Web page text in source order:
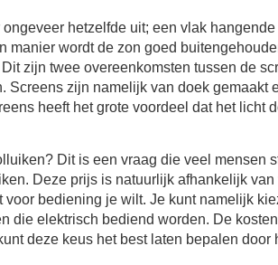
hetzelfde uit; een vlak
manier wordt de zon goed
zijn twee overeenkomsten tussen de
Screens zijn namelijk van doek gemaakt
heeft het grote voordeel dat het licht
Dit is een vraag die veel mensen
Deze prijs is natuurlijk afhankelijk
voor bediening je wilt. Je kunt namelijk
die elektrisch bediend worden. De
deze keus het best laten bepalen